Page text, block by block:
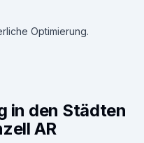
Optimierung.
in den Städten
AR